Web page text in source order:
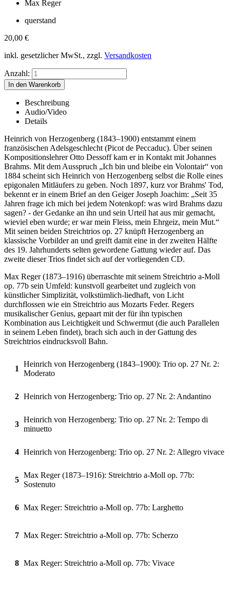
Max Reger
querstand
20,00 €
inkl. gesetzlicher MwSt., zzgl. Versandkosten
Anzahl:
Beschreibung
Audio/Video
Details
Heinrich von Herzogenberg (1843–1900) entstammt einem
französischen Adelsgeschlecht (Picot de Peccaduc). Über seinen
Kompositionslehrer Otto Dessoff kam er in Kontakt mit Johannes
Brahms. Mit dem Ausspruch „Ich bin und bleibe ein Volontair“ von
1884 scheint sich Heinrich von Herzogenberg selbst die Rolle eines
epigonalen Mitläufers zu geben. Noch 1897, kurz vor Brahms' Tod,
bekennt er in einem Brief an den Geiger Joseph Joachim: „Seit 35
Jahren frage ich mich bei jedem Notenkopf: was wird Brahms dazu
sagen? - der Gedanke an ihn und sein Urteil hat aus mir gemacht,
wieviel eben wurde; er war mein Fleiss, mein Ehrgeiz, mein Mut.“
Mit seinen beiden Streichtrios op. 27 knüpft Herzogenberg an
klassische Vorbilder an und greift damit eine in der zweiten Hälfte
des 19. Jahrhunderts selten gewordene Gattung wieder auf. Das
zweite dieser Trios findet sich auf der vorliegenden CD.
Max Reger (1873–1916) überraschte mit seinem Streichtrio a-Moll
op. 77b sein Umfeld: kunstvoll gearbeitet und zugleich von
künstlicher Simplizität, volkstümlich-liedhaft, von Licht
durchflossen wie ein Streichtrio aus Mozarts Feder. Regers
musikalischer Genius, gepaart mit der für ihn typischen
Kombination aus Leichtigkeit und Schwermut (die auch Parallelen
in seinem Leben findet), brach sich auch in der Gattung des
Streichtrios eindrucksvoll Bahn.
1
Heinrich von Herzogenberg (1843–1900): Trio op. 27 Nr. 2:
Moderato
2 Heinrich von Herzogenberg: Trio op. 27 Nr. 2: Andantino
3
Heinrich von Herzogenberg: Trio op. 27 Nr. 2: Tempo di
minuetto
4 Heinrich von Herzogenberg: Trio op. 27 Nr. 2: Allegro vivace
5
Max Reger (1873–1916): Streichtrio a-Moll op. 77b:
Sostenuto
6 Max Reger: Streichtrio a-Moll op. 77b: Larghetto
7 Max Reger: Streichtrio a-Moll op. 77b: Scherzo
8 Max Reger: Streichtrio a-Moll op. 77b: Vivace